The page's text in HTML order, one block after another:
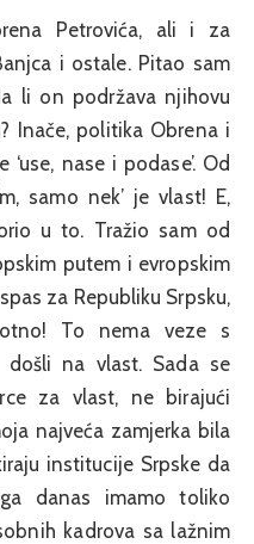
Petrovića, ali i za
i ostale. Pitao sam
li on podržava njihovu
Inače, politika Obrena i
nase i podase’. Od
samo nek’ je vlast! E,
u to. Tražio sam od
putem i evropskim
za Republiku Srpsku,
To nema veze s
na vlast. Sada se
za vlast, ne birajući
najveća zamjerka bila
institucije Srpske da
danas imamo toliko
kadrova sa lažnim